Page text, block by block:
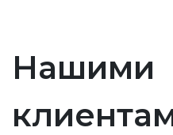
Нашими